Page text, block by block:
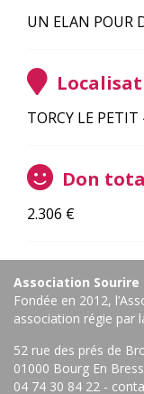
UN ELAN POUR
TORCY LE PETIT
Don
2.306 €
Association
Fondée en 2012,
association régie par
52 rue des prés de
01000 Bourg En
04 74 30 84 22 -